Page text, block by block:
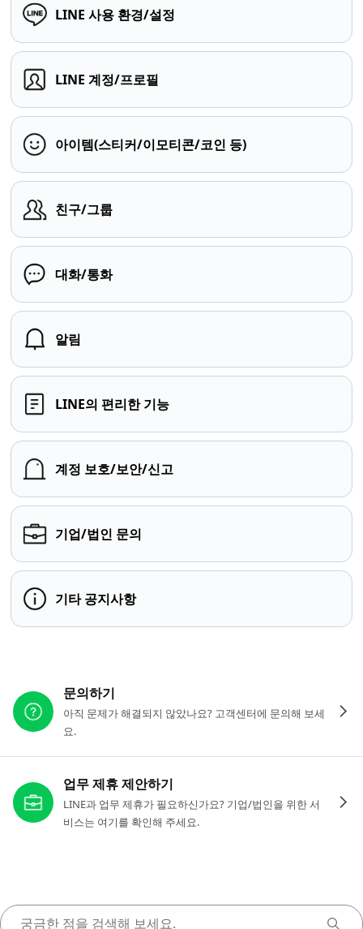
LINE 사용 환경/설정
LINE 계정/프로필
아이템(스티커/이모티콘/코인 등)
친구/그룹
대화/통화
알림
LINE의 편리한 기능
계정 보호/보안/신고
기업/법인 문의
기타 공지사항
문의하기
아직 문제가 해결되지 않았나요? 고객센터에 문의해 보세
요.
업무 제휴 제안하기
LINE과 업무 제휴가 필요하신가요? 기업/법인을 위한 서
비스는 여기를 확인해 주세요.